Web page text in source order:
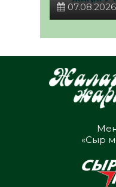
07.08.2026
«Сыр